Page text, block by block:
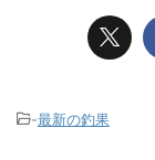
-最新の釣果